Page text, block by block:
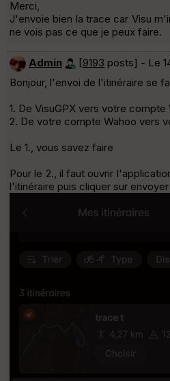
Merci,
J'envoie bien la trace car Visu
ne vois pas ce que je peux faire.
Admin [9193 posts] - Le
Bonjour, l'envoi de l'itinéraire se
1. De VisuGPX vers votre compte
2. De votre compte Wahoo vers
Le 1., vous savez faire
Pour le 2., il faut ouvrir
l'itinéraire puis cliquer sur